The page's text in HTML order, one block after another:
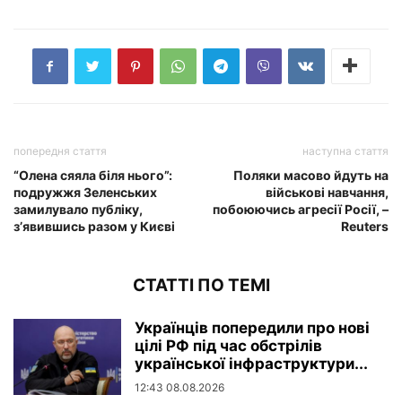
попередня стаття
“Олена сяяла біля нього”:
подружжя Зеленських
замилувало публіку,
з’явившись разом у Києві
наступна стаття
Поляки масово йдуть на
військові навчання,
побоюючись агресії Росії, –
Reuters
СТАТТІ ПО ТЕМІ
Українців попередили про нові
цілі РФ під час обстрілів
української інфраструктури...
12:43 08.08.2026